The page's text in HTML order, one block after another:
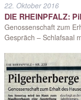
22. Oktober 2016
DIE RHEINPFALZ:
Genossenschaft zum
Gespräch – Schlafsaal